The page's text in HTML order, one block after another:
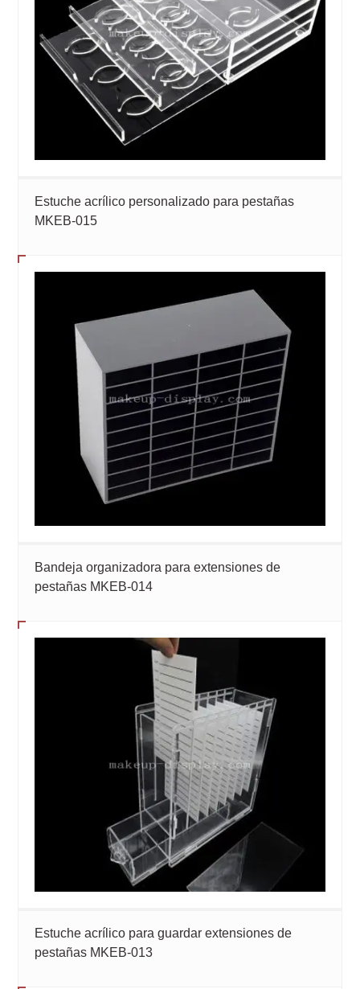
Estuche acrílico personalizado para pestañas
MKEB-015
Bandeja organizadora para extensiones de
pestañas MKEB-014
Estuche acrílico para guardar extensiones de
pestañas MKEB-013